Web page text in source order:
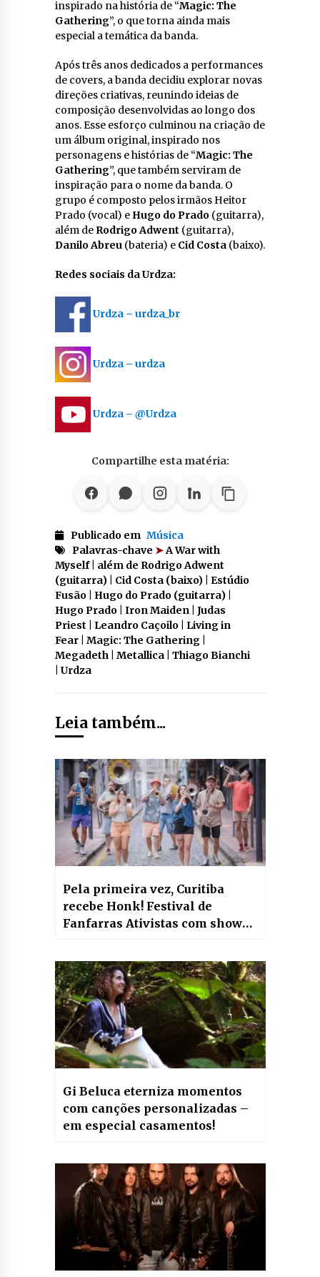
inspirado na história de “Magic: The
Gathering”, o que torna ainda mais
especial a temática da banda.
Após três anos dedicados a performances
de covers, a banda decidiu explorar novas
direções criativas, reunindo ideias de
composição desenvolvidas ao longo dos
anos. Esse esforço culminou na criação de
um álbum original, inspirado nos
personagens e histórias de “Magic: The
Gathering”, que também serviram de
inspiração para o nome da banda. O
grupo é composto pelos irmãos Heitor
Prado (vocal) e Hugo do Prado(guitarra),
além de Rodrigo Adwent (guitarra),
Danilo Abreu(bateria) e Cid Costa(baixo).
Redes sociais da Urdza:
Urdza – urdza_br
Urdza – urdza
Urdza – @Urdza
Compartilhe esta matéria:
Publicado em Música
Palavras-chave ➤A War with
Myself | além de Rodrigo Adwent
(guitarra) | Cid Costa (baixo) | Estúdio
Fusão | Hugo do Prado (guitarra) |
Hugo Prado | Iron Maiden | Judas
Priest | Leandro Caçoilo | Living in
Fear | Magic: The Gathering |
Megadeth | Metallica | Thiago Bianchi
| Urdza
Leia também...
Pela primeira vez, Curitiba
recebe Honk! Festival de
Fanfarras Ativistas com shows
Gi Beluca eterniza momentos
com canções personalizadas –
em especial casamentos!